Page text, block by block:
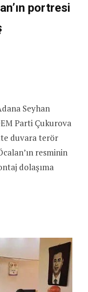
portresi
Seyhan
Parti Çukurova
duvara terör
resminin
dolaşıma